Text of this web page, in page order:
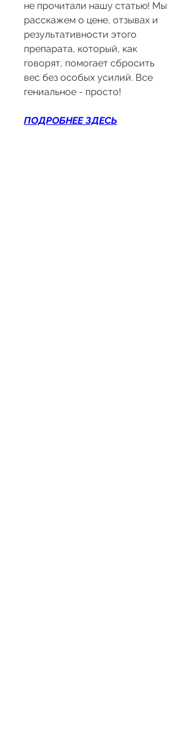
не прочитали нашу статью! Мы
расскажем о цене, отзывах и
результативности этого
препарата, который, как
говорят, помогает сбросить
вес без особых усилий. Все
гениальное - просто!
ПОДРОБНЕЕ ЗДЕСЬ